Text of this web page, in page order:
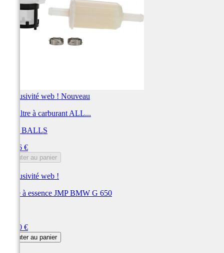
Exclusivité web ! Nouveau
Kit filtre à carburant ALL...
ALL BALLS
32,06 €
Ajouter au panier
Exclusivité web !
Filtre à essence JMP BMW G 650
31,50 €
Ajouter au panier